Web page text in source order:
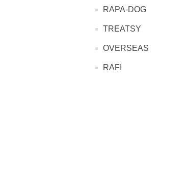
RAPA-DOG
TREATSY
OVERSEAS
RAFI